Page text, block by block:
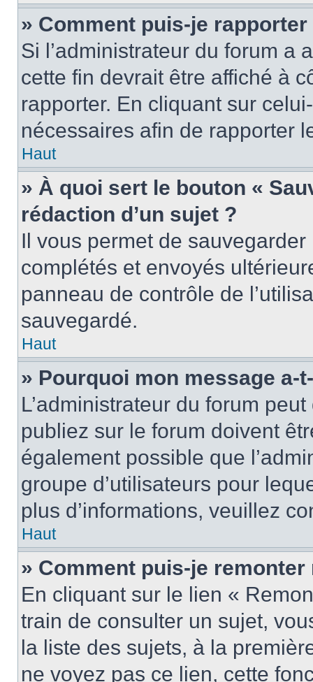
» Comment puis-je
Si l’administrateur du forum a
cette fin devrait être affiché à
rapporter. En cliquant sur
nécessaires afin de rapporter
Haut
» À quoi sert le bouton «
rédaction d’un sujet ?
Il vous permet de
complétés et envoyés
panneau de contrôle de
sauvegardé.
Haut
» Pourquoi mon message a-
L’administrateur du forum
publiez sur le forum doivent
également possible que
groupe d’utilisateurs pour
plus d’informations, veuillez
Haut
» Comment puis-je
En cliquant sur le lien «
train de consulter un sujet,
la liste des sujets, à la
ne voyez pas ce lien, cette